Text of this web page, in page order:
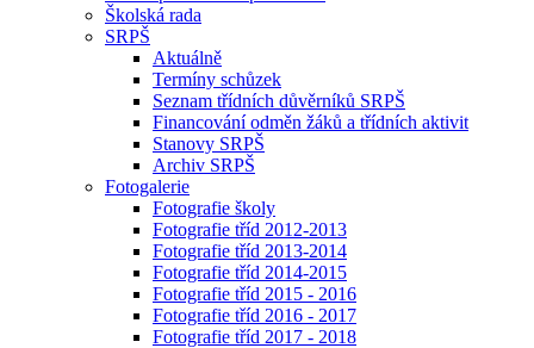
Školská rada
SRPŠ
Aktuálně
Termíny schůzek
Seznam třídních důvěrníků SRPŠ
Financování odměn žáků a třídních aktivit
Stanovy SRPŠ
Archiv SRPŠ
Fotogalerie
Fotografie školy
Fotografie tříd 2012-2013
Fotografie tříd 2013-2014
Fotografie tříd 2014-2015
Fotografie tříd 2015 - 2016
Fotografie tříd 2016 - 2017
Fotografie tříd 2017 - 2018